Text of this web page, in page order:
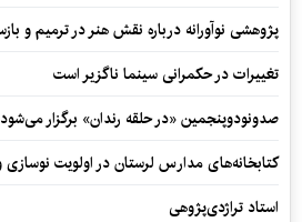
پژوهشی نوآورانه درباره نقش هنر در ترمیم و
تغییرات در حکمرانی سینما ناگزیر است
صدونودوپنجمین «در حلقه رندان» برگزار می‌شود
کتابخانه‌های مدارس لرستان در اولویت نوسازی
استاد تراژدی‌پژوهی